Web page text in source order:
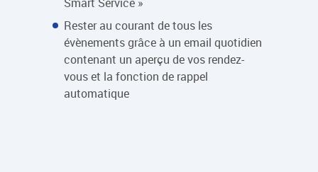
Rester au courant de tous les
évènements grâce à un email quotidien
contenant un aperçu de vos rendez-
vous et la fonction de rappel
automatique